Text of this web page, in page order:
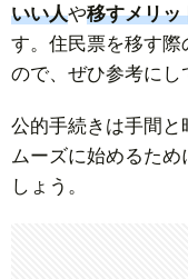
いい人や移すメリッ
す。住民票を移す際
ので、ぜひ参考にし
公的手続きは手間と
ムーズに始めるた
しょう。